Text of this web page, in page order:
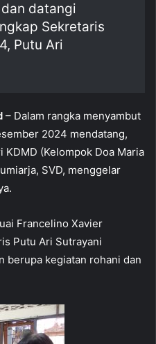
datangi
Sekretaris
Putu Ari
– Dalam rangka menyambut
2024 mendatang,
KDMD (Kelompok Doa Maria
SVD, menggelar
Francelino Xavier
Putu Ari Sutrayani
berupa kegiatan rohani dan